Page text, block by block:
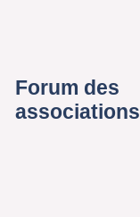
Forum des
associations